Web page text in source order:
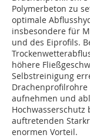
Polymerbeton zu
optimale
insbesondere für
und des Eiprofils.
höhere
Selbstreinigung
Drachenprofilrohre
aufnehmen und
auftretenden
enormen Vorteil.